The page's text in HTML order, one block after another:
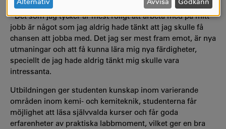
- Det som jag tycker är mest roligt att arbeta med på mitt
jobb är något som jag aldrig hade tänkt att jag skulle få
chansen att jobba med. Det jag ser mest fram emot, är nya
utmaningar och att få kunna lära mig nya färdigheter,
speciellt de jag hade aldrig tänkt mig skulle vara
intressanta.
Utbildningen ger studenten kunskap inom varierande
områden inom kemi- och kemiteknik, studenterna får
möjlighet att läsa självvalda kurser och får goda
erfarenheter av praktiska labbmoment, vilket ger en bra
COOKIES